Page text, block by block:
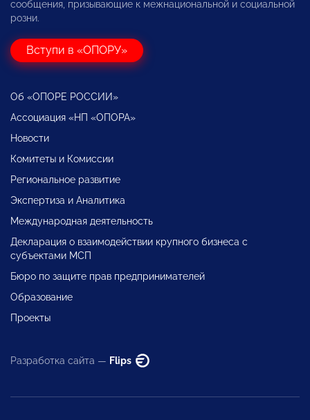
сообщения, призывающие к межнациональной и социальной
розни.
Вступи в «ОПОРУ»
Об «ОПОРЕ РОССИИ»
Ассоциация «НП «ОПОРА»
Новости
Комитеты и Комиссии
Региональное развитие
Экспертиза и Аналитика
Международная деятельность
Декларация о взаимодействии крупного бизнеса с
субъектами МСП
Бюро по защите прав предпринимателей
Образование
Проекты
Разработка сайта — Flips